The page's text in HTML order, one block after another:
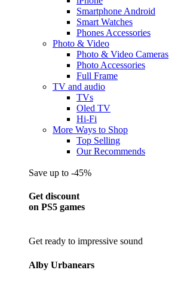
Smartphone Android
Smart Watches
Phones Accessories
Photo & Video
Photo & Video Cameras
Photo Accessories
Full Frame
TV and audio
TVs
Oled TV
Hi-Fi
More Ways to Shop
Top Selling
Our Recommends
Save up to -45%
Get discount
on PS5 games
Get ready to impressive sound
Alby Urbanears